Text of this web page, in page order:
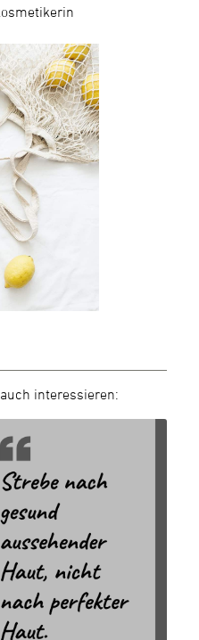
interessieren: